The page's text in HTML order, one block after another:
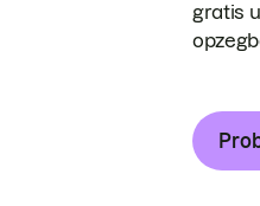
gratis